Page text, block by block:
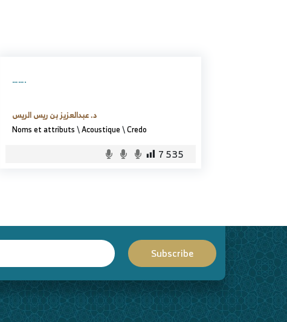
…….
د. عبدالعزيز بن ريس الريس
Noms et attributs\Acoustique\Credo
7 535